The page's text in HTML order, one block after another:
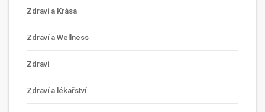
Zdraví a Krása
Zdraví a Wellness
Zdraví
Zdraví a lékařství